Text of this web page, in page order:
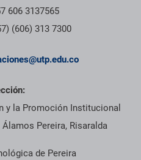
606 3137565
(606) 313 7300
y la Promoción Institucional
Pereira, Risaralda
de Pereira